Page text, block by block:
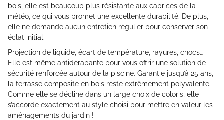
bois, elle est beaucoup plus résistante aux caprices de la
météo, ce qui vous promet une excellente durabilité. De plus,
elle ne demande aucun entretien régulier pour conserver son
éclat initial.
Projection de liquide, écart de température, rayures, chocs…
Elle est même antidérapante pour vous offrir une solution de
sécurité renforcée autour de la piscine. Garantie jusqu’à 25 ans,
la terrasse composite en bois reste extrêmement polyvalente.
Comme elle se décline dans un large choix de coloris, elle
s’accorde exactement au style choisi pour mettre en valeur les
aménagements du jardin !